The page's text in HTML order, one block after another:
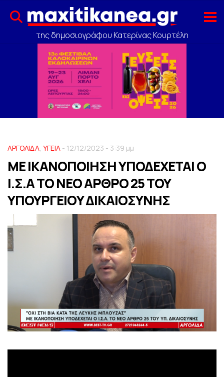
της δημοσιογράφου Κατερίνας Κουρτέλη
ΑΡΓΟΛΙΔΑ, ΥΓΕΙΑ - 12/12/2023 - 3:39 μμ
ΜΕ ΙΚΑΝΟΠΟΙΗΣΗ ΥΠΟΔΕΧΕΤΑΙ Ο
Ι.Σ.Α ΤΟ ΝΕΟ ΑΡΘΡΟ 25 ΤΟΥ
ΥΠΟΥΡΓΕΙΟY ΔΙΚΑΙΟΣΥΝΗΣ